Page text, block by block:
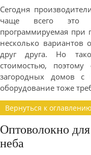
Сегодня
чаще всего это
программируемая
несколько вариантов
друг друга. Но
стоимостью,
загородных домов
оборудование тоже
Вернуться к оглавлению
Оптоволокно
неба